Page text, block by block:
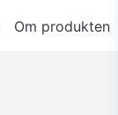
Om produkten